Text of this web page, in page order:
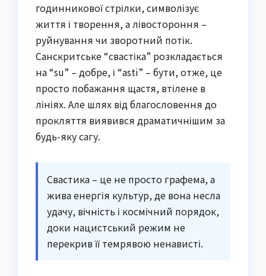
годинникової стрілки, символізує
життя і творення, а лівостороння –
руйнування чи зворотний потік.
Санскритське “свастікa” розкладається
на “su” – добре, і “asti” – бути, отже, це
просто побажання щастя, втілене в
лініях. Але шлях від благословення до
прокляття виявився драматичнішим за
будь-яку сагу.
Свастика – це не просто графема, а
жива енергія культур, де вона несла
удачу, вічність і космічний порядок,
доки нацистський режим не
перекрив її темрявою ненависті.